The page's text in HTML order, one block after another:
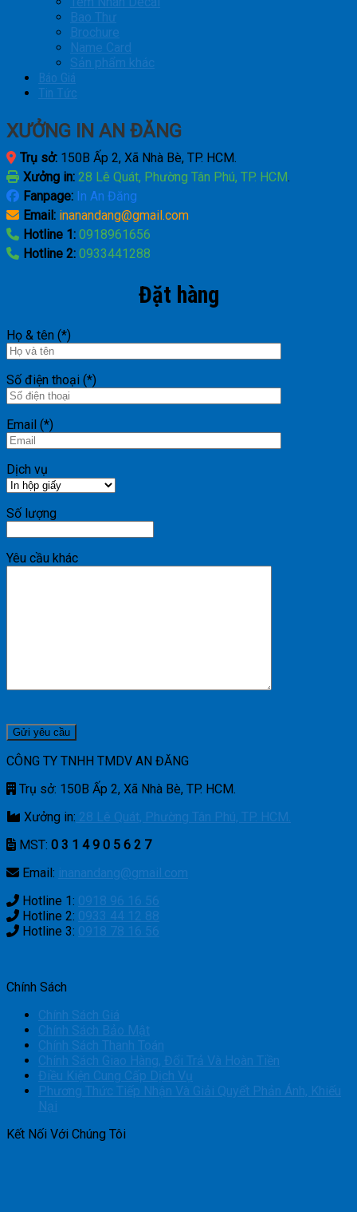
Bao Thư
Brochure
Name Card
Sản phẩm khác
Báo Giá
Tin Tức
XƯỞNG IN AN ĐĂNG
Trụ sở: 150B Ấp 2, Xã Nhà Bè, TP. HCM.
Xưởng in: 28 Lê Quát, Phường Tân Phú, TP. HCM.
Fanpage: In An Đăng
Email: inanandang@gmail.com
Hotline 1: 0918961656
Hotline 2: 0933441288
Đặt hàng
Họ & tên (*)
Số điện thoại (*)
Email (*)
Dịch vụ
Số lượng
Yêu cầu khác
CÔNG TY TNHH TMDV AN ĐĂNG
Trụ sở: 150B Ấp 2, Xã Nhà Bè, TP. HCM.
Xưởng in: 28 Lê Quát, Phường Tân Phú, TP. HCM.
MST: 0 3 1 4 9 0 5 6 2 7
Email: inanandang@gmail.com
Hotline 1: 0918 96 16 56
Hotline 2: 0933 44 12 88
Hotline 3: 0918 78 16 56
Chính Sách
Chính Sách Giá
Chính Sách Bảo Mật
Chính Sách Thanh Toán
Chính Sách Giao Hàng, Đổi Trả Và Hoàn Tiền
Điều Kiện Cung Cấp Dịch Vụ
Phương Thức Tiếp Nhận Và Giải Quyết Phản Ánh, Khiếu
Nại
Kết Nối Với Chúng Tôi